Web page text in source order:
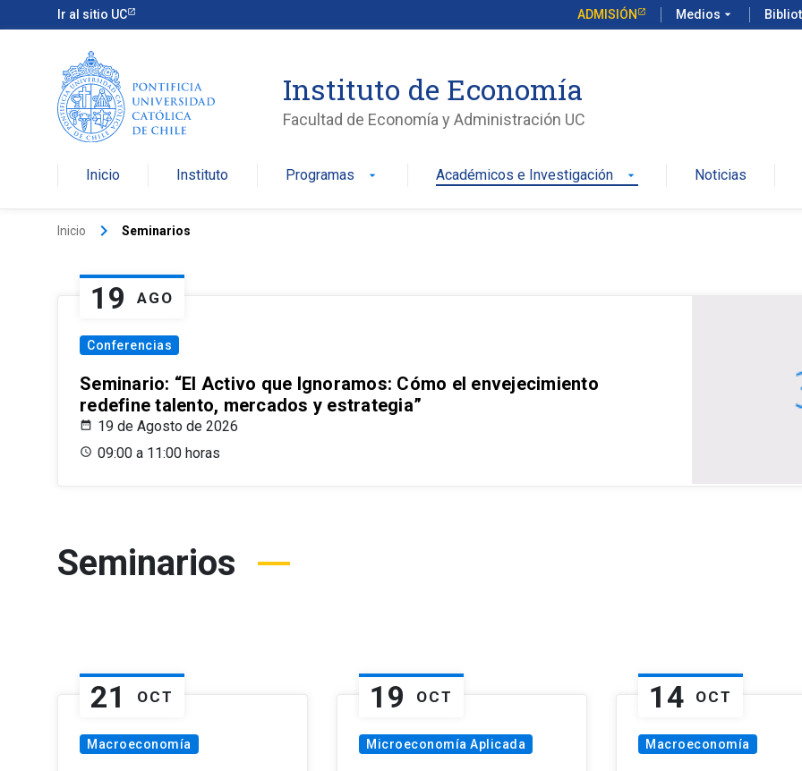
Ir al sitio UC ADMISIÓN Medios arrow_drop_down
Instituto de Economía
Facultad de Economía y Administración UC
Inicio Instituto Programas arrow_drop_down Académicos e Investigación arrow_drop_down Noticias
Inicio keyboard_arrow_right Seminarios
19 AGO
Conferencias
Seminario: “El Activo que Ignoramos: Cómo el envejecimiento
redefine talento, mercados y estrategia”
19 de Agosto de 2026
09:00 a 11:00 horas
Seminarios
21 OCT
Macroeconomía
19 OCT
Microeconomía Aplicada
14 OCT
Macroeconomía